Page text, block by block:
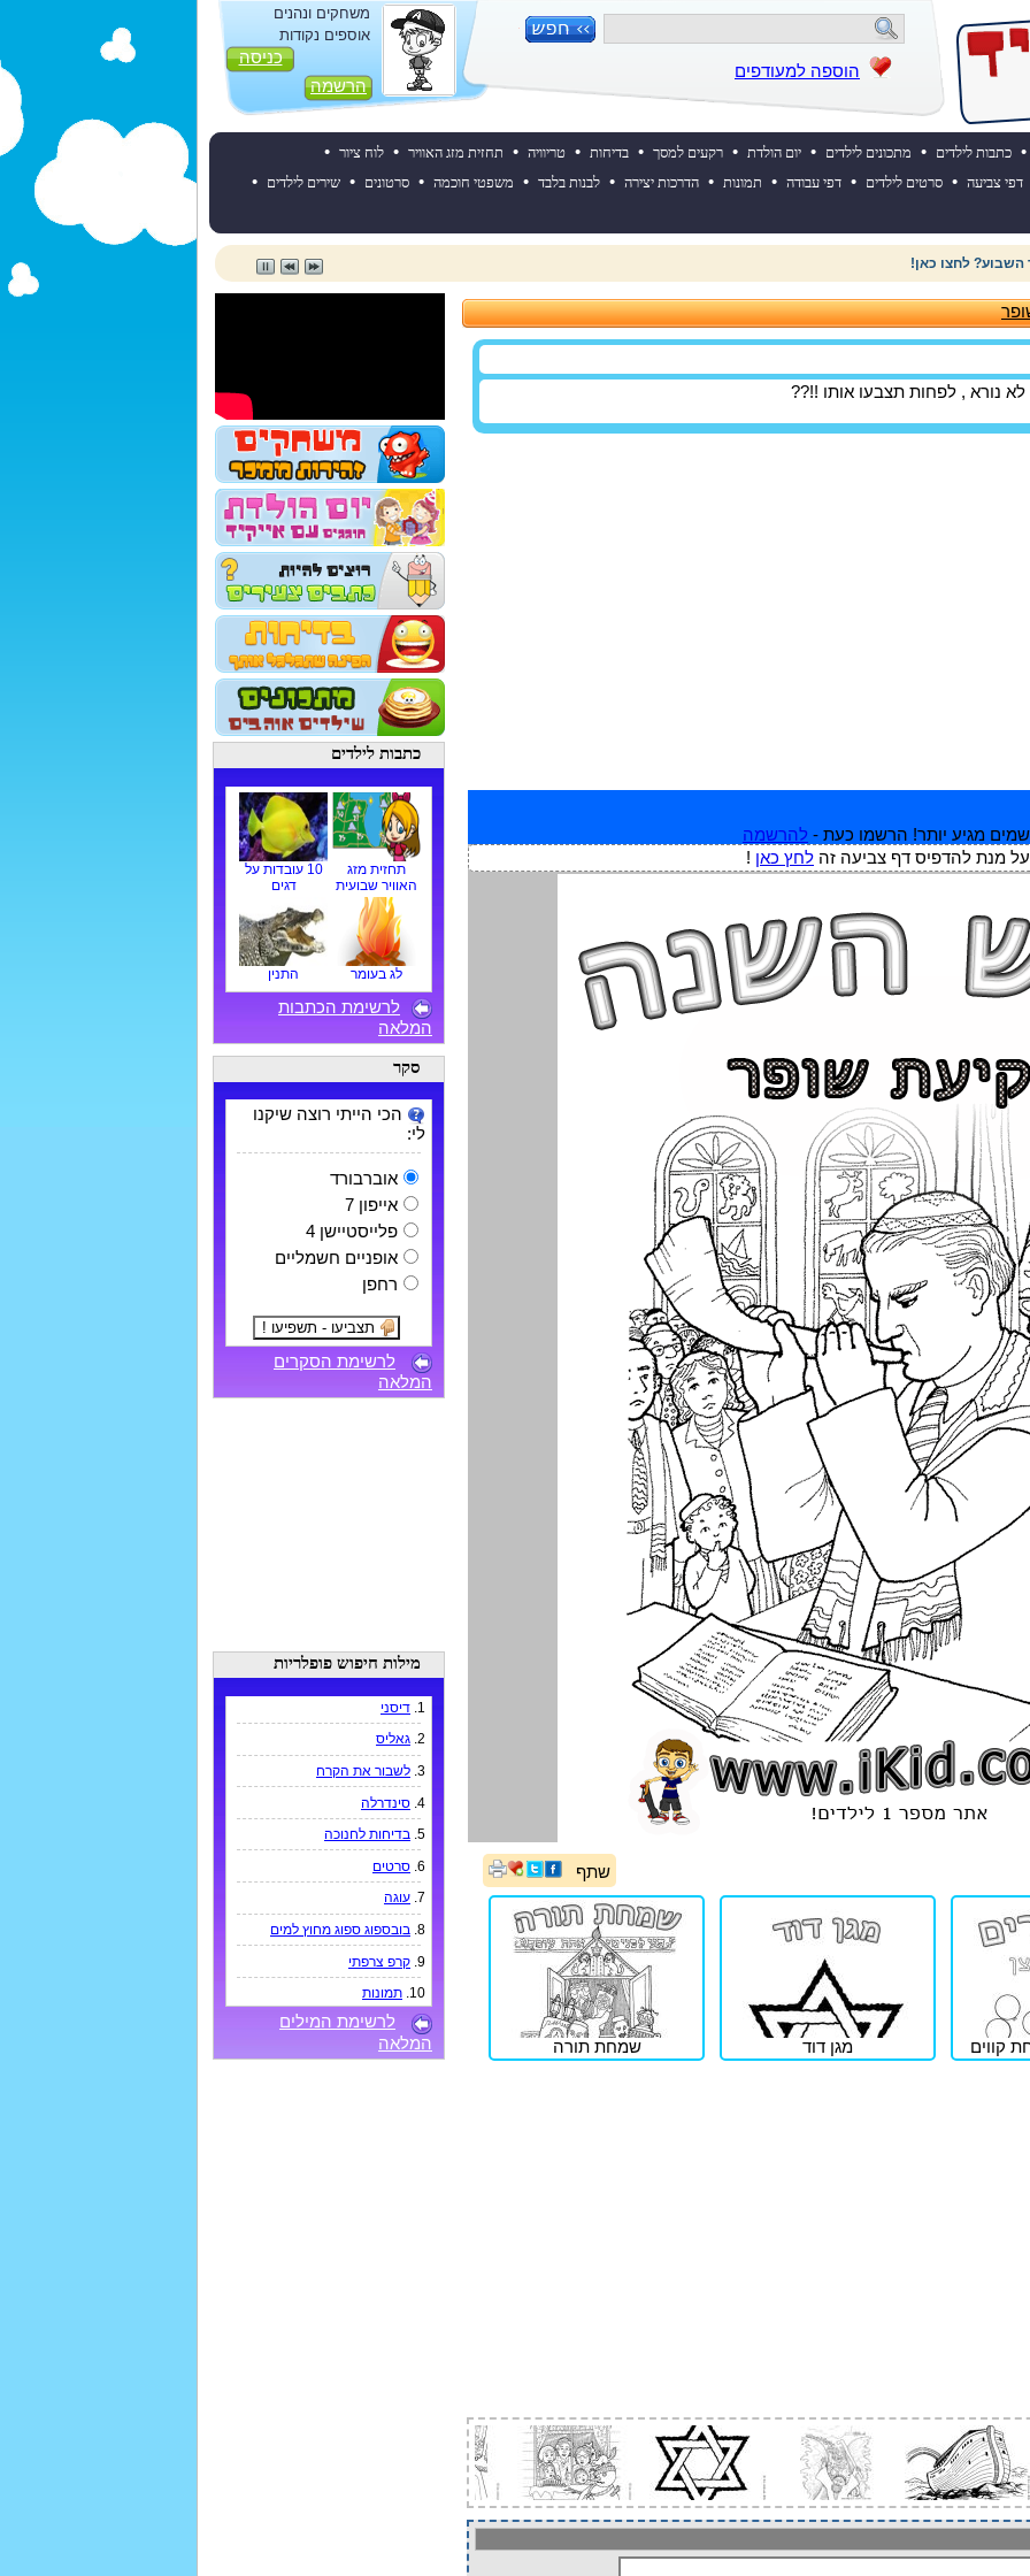
הוספה למעודפים
משחקים ונהנים
אוספים נקודות
כניסה
הרשמה
• כתבות לילדים • מתכונים לילדים • יום הולדת • רקעים למסך • בדיחות • טריוויה • תחזית מזג האוויר • לוח ציור •
דפי צביעה • סרטים לילדים • דפי עבודה • תמונות • הדרכות יצירה • לבנות בלבד • משפטי חוכמה • סרטונים • שירים לילדים •
ההולדת של אייקיד! למעבר לאתר לחצו כאן
נורא , לפחות תצבעו אותו !!??
מגיע יותר! הרשמו כעת - להרשמה
על מנת להדפיס דף צביעה זה לחץ כאן !
שתף
קווים מגן דוד שמחת תורה
כתבות לילדים
תחזית מזג
האוויר שבועית
10 עובדות על
דגים
לג בעומר התנין
לרשימת הכתבות
המלאה
סקר
הכי הייתי רוצה שיקנו
לי:
אוברבורד
אייפון 7
פלייסטיישן 4
אופניים חשמליים
רחפן
לרשימת הסקרים
המלאה
מילות חיפוש פופלריות
1. דיסני
2. גאליס
3. לשבור את הקרח
4. סינדרלה
5. בדיחות לחנוכה
6. סרטים
7. עוגה
8. בובספוג ספוג מחוץ למים
9. קרפ צרפתי
10. תמונות
לרשימת המילים
המלאה